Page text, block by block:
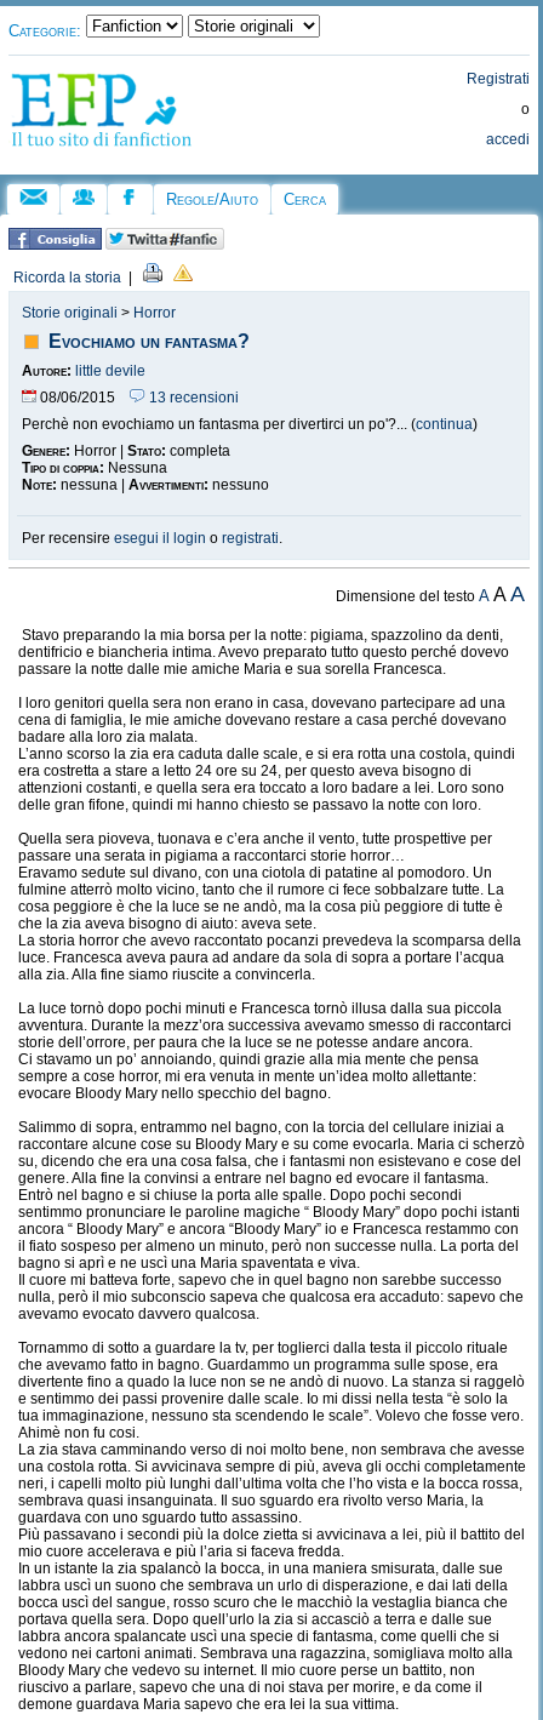
Categorie:
Registrati
o
accedi
Regole/Aiuto Cerca
Ricorda la storia
Storie originali > Horror
Evochiamo un fantasma?
Autore: little devile
08/06/2015
13 recensioni
Perchè non evochiamo un fantasma per divertirci un po'?... (continua)
Genere: Horror | Stato: completa
Tipo di coppia: Nessuna
Note: nessuna | Avvertimenti: nessuno
Per recensire esegui il login o registrati.
Dimensione del testoA AA
Stavo preparando la mia borsa per la notte: pigiama, spazzolino da denti,
dentifricio e biancheria intima. Avevo preparato tutto questo perché dovevo
passare la notte dalle mie amiche Maria e sua sorella Francesca.
I loro genitori quella sera non erano in casa, dovevano partecipare ad una
cena di famiglia, le mie amiche dovevano restare a casa perché dovevano
badare alla loro zia malata.
L’anno scorso la zia era caduta dalle scale, e si era rotta una costola, quindi
era costretta a stare a letto 24 ore su 24, per questo aveva bisogno di
attenzioni costanti, e quella sera era toccato a loro badare a lei. Loro sono
delle gran fifone, quindi mi hanno chiesto se passavo la notte con loro.
Quella sera pioveva, tuonava e c’era anche il vento, tutte prospettive per
passare una serata in pigiama a raccontarci storie horror…
Eravamo sedute sul divano, con una ciotola di patatine al pomodoro. Un
fulmine atterrò molto vicino, tanto che il rumore ci fece sobbalzare tutte. La
cosa peggiore è che la luce se ne andò, ma la cosa più peggiore di tutte è
che la zia aveva bisogno di aiuto: aveva sete.
La storia horror che avevo raccontato pocanzi prevedeva la scomparsa della
luce. Francesca aveva paura ad andare da sola di sopra a portare l’acqua
alla zia. Alla fine siamo riuscite a convincerla.
La luce tornò dopo pochi minuti e Francesca tornò illusa dalla sua piccola
avventura. Durante la mezz’ora successiva avevamo smesso di raccontarci
storie dell’orrore, per paura che la luce se ne potesse andare ancora.
Ci stavamo un po’ annoiando, quindi grazie alla mia mente che pensa
sempre a cose horror, mi era venuta in mente un’idea molto allettante:
evocare Bloody Mary nello specchio del bagno.
Salimmo di sopra, entrammo nel bagno, con la torcia del cellulare iniziai a
raccontare alcune cose su Bloody Mary e su come evocarla. Maria ci scherzò
su, dicendo che era una cosa falsa, che i fantasmi non esistevano e cose del
genere. Alla fine la convinsi a entrare nel bagno ed evocare il fantasma.
Entrò nel bagno e si chiuse la porta alle spalle. Dopo pochi secondi
sentimmo pronunciare le paroline magiche “ Bloody Mary” dopo pochi istanti
ancora “ Bloody Mary” e ancora “Bloody Mary” io e Francesca restammo con
il fiato sospeso per almeno un minuto, però non successe nulla. La porta del
bagno si aprì e ne uscì una Maria spaventata e viva.
Il cuore mi batteva forte, sapevo che in quel bagno non sarebbe successo
nulla, però il mio subconscio sapeva che qualcosa era accaduto: sapevo che
avevamo evocato davvero qualcosa.
Tornammo di sotto a guardare la tv, per toglierci dalla testa il piccolo rituale
che avevamo fatto in bagno. Guardammo un programma sulle spose, era
divertente fino a quado la luce non se ne andò di nuovo. La stanza si raggelò
e sentimmo dei passi provenire dalle scale. Io mi dissi nella testa “è solo la
tua immaginazione, nessuno sta scendendo le scale”. Volevo che fosse vero.
Ahimè non fu cosi.
La zia stava camminando verso di noi molto bene, non sembrava che avesse
una costola rotta. Si avvicinava sempre di più, aveva gli occhi completamente
neri, i capelli molto più lunghi dall’ultima volta che l’ho vista e la bocca rossa,
sembrava quasi insanguinata. Il suo sguardo era rivolto verso Maria, la
guardava con uno sguardo tutto assassino.
Più passavano i secondi più la dolce zietta si avvicinava a lei, più il battito del
mio cuore accelerava e più l’aria si faceva fredda.
In un istante la zia spalancò la bocca, in una maniera smisurata, dalle sue
labbra uscì un suono che sembrava un urlo di disperazione, e dai lati della
bocca uscì del sangue, rosso scuro che le macchiò la vestaglia bianca che
portava quella sera. Dopo quell’urlo la zia si accasciò a terra e dalle sue
labbra ancora spalancate uscì una specie di fantasma, come quelli che si
vedono nei cartoni animati. Sembrava una ragazzina, somigliava molto alla
Bloody Mary che vedevo su internet. Il mio cuore perse un battito, non
riuscivo a parlare, sapevo che una di noi stava per morire, e da come il
demone guardava Maria sapevo che era lei la sua vittima.